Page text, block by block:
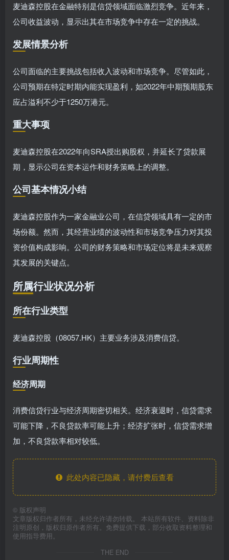
麦迪森控股在金融特别是信贷领域面临激烈竞争。近年来，
公司收益波动，显示出其在市场竞争中存在一定的挑战。
发展情景分析
公司面临的主要挑战包括收入波动和市场竞争。尽管如此，
公司预期在特定时期内能实现盈利，如2022年中期预期股东
应占溢利不少于1250万港元。
重大事项
麦迪森控股在2022年向SRA授出购股权，并延长了贷款展
期，显示公司在资本运作和财务策略上的调整。
公司基本情况小结
麦迪森控股作为一家金融业公司，在信贷领域具有一定的市
场份额。然而，其经营业绩的波动性和市场竞争压力对其投
资价值构成影响。公司的财务策略和市场定位将是未来观察
其发展的关键点。
所属行业状况分析
所在行业类型
麦迪森控股（08057.HK）主要业务涉及消费信贷。
行业周期性
经济周期
消费信贷行业与经济周期密切相关。经济衰退时，信贷需求
可能下降，不良贷款率可能上升；经济扩张时，信贷需求增
加，不良贷款率相对较低。
此处内容已隐藏，请付费后查看
© 版权声明
文章版权归作者所有，未经允许请勿转载。 本站所有软件、资料除非
注明原创，版权归原作者所有。免费提供下载，部分收取资料整理和
使用指导费用。
THE END